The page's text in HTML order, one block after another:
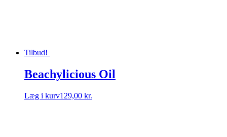
Tilbud!
Beachylicious Oil
Læg i kurv129,00 kr.